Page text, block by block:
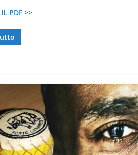
IL PDF >>